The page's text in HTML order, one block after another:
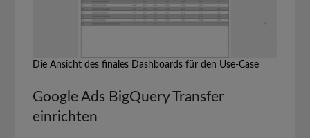
Die Ansicht des finales Dashboards für den Use-Case
Google Ads BigQuery Transfer
einrichten